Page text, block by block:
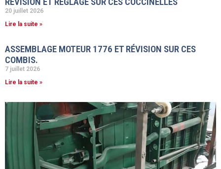
20 juillet 2026
Lire la suite »
ASSEMBLAGE MOTEUR 1776 ET RÉVISION SUR CES
COMBIS.
7 juillet 2026
Lire la suite »